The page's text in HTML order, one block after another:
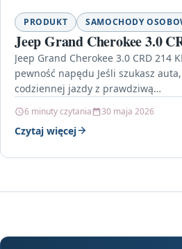
PRODUKT SAMOCHODY
Jeep Grand Cherokee 3.0
Jeep Grand Cherokee 3.0 CRD 214
pewność napędu Jeśli szukasz
codziennej jazdy z prawdziwą…
6 minuty czytania 30 maja 2026
Czytaj więcej